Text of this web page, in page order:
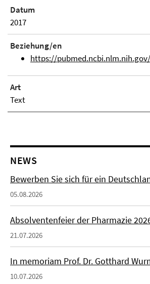
Datum
2017
Beziehung/en
https://pubmed.ncbi.nlm.nih.gov/
Art
Text
NEWS
Bewerben Sie sich für ein
05.08.2026
Absolventenfeier der Pharmazie
21.07.2026
In memoriam Prof. Dr. Gotthard
10.07.2026